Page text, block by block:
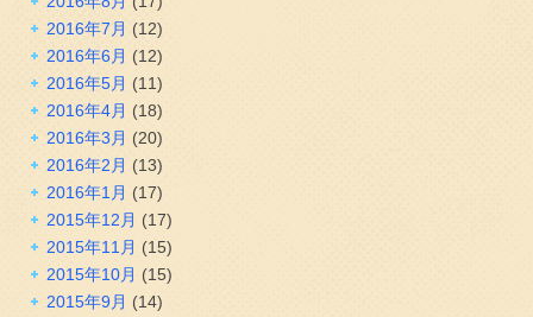
2016年7月 (12)
2016年6月 (12)
2016年5月 (11)
2016年4月 (18)
2016年3月 (20)
2016年2月 (13)
2016年1月 (17)
2015年12月 (17)
2015年11月 (15)
2015年10月 (15)
2015年9月 (14)